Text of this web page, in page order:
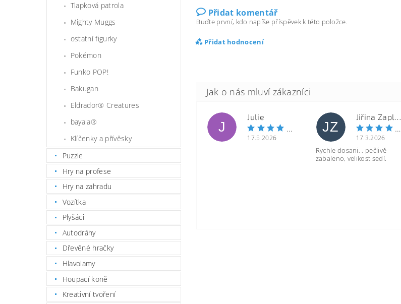
Tlapková patrola
Mighty Muggs
ostatní figurky
Pokémon
Funko POP!
Bakugan
Eldrador® Creatures
bayala®
Klíčenky a přívěsky
Puzzle
Hry na profese
Hry na zahradu
Vozítka
Plyšáci
Autodráhy
Dřevěné hračky
Hlavolamy
Houpací koně
Kreativní tvoření
Přidat komentář
Buďte první, kdo napíše příspěvek k této položce.
Přidat hodnocení
J
Julie
17.5.2026
JZ
Jiřina Zapletalová
17.3.2026
Rychle dosani, , pečlivě
zabaleno, velikost sedí.